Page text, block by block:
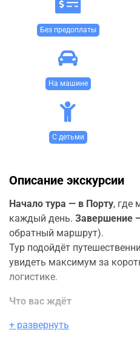
Без предоплаты
На машине
С детьми
Описание экскурсии
Начало тура — в Порту, где
каждый день. Завершение
обратный маршрут).
Тур подойдёт
увидеть максимум за
логистике.
Что вас ждёт
Уникальные города:
+ развернуть